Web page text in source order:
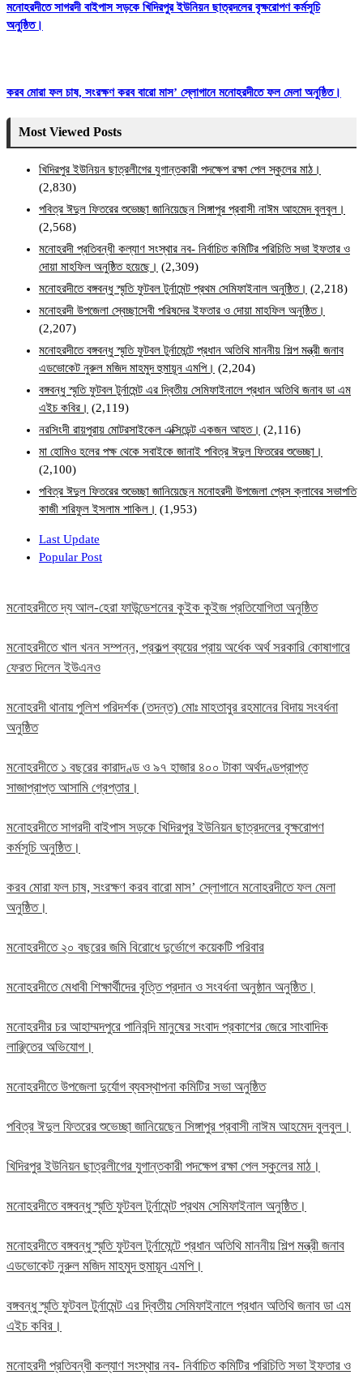
মনোহরদীতে সাগরদী বাইপাস সড়কে খিদিরপুর ইউনিয়ন ছাত্রদলের বৃক্ষরোপণ কর্মসূচি
অনুষ্ঠিত।
করব মোরা ফল চাষ, সংরক্ষণ করব বারো মাস’ স্লোগানে মনোহরদীতে ফল মেলা অনুষ্ঠিত।
Most Viewed Posts
খিদিরপুর ইউনিয়ন ছাত্রলীগের যুগান্তকারী পদক্ষেপ রক্ষা পেল স্কুলের মাঠ।
(2,830)
পবিত্র ঈদুল ফিতরের শুভেচ্ছা জানিয়েছেন সিঙ্গাপুর প্রবাসী নাঈম আহমেদ বুলবুল।
(2,568)
মনোহরদী প্রতিবন্ধী কল্যাণ সংস্থার নব- নির্বাচিত কমিটির পরিচিতি সভা ইফতার ও
দোয়া মাহফিল অনুষ্ঠিত হয়েছে। (2,309)
মনোহরদীতে বঙ্গবন্ধু স্মৃতি ফুটবল টুর্নামেন্ট প্রথম সেমিফাইনাল অনুষ্ঠিত। (2,218)
মনোহরদী উপজেলা স্বেচ্ছাসেবী পরিষদের ইফতার ও দোয়া মাহফিল অনুষ্ঠিত।
(2,207)
মনোহরদীতে বঙ্গবন্ধু স্মৃতি ফুটবল টুর্নামেন্টে প্রধান অতিথি মাননীয় শিল্প মন্ত্রী জনাব
এডভোকেট নুরুল মজিদ মাহমুদ হুমায়ূন এমপি। (2,204)
বঙ্গবন্ধু স্মৃতি ফুটবল টুর্নামেন্ট এর দ্বিতীয় সেমিফাইনালে প্রধান অতিথি জনাব ডা এম
এইচ কবির। (2,119)
নরসিংদী রায়পুরায় মোটরসাইকেল এক্সিডেন্ট একজন আহত। (2,116)
মা হোমিও হলের পক্ষ থেকে সবাইকে জানাই পবিত্র ঈদুল ফিতরের শুভেচ্ছা।
(2,100)
পবিত্র ঈদুল ফিতরের শুভেচ্ছা জানিয়েছেন মনোহরদী উপজেলা প্রেস ক্লাবের সভাপতি
কাজী শরিফুল ইসলাম শাকিল। (1,953)
Last Update
Popular Post
মনোহরদীতে দ্য আল-হেরা ফাউন্ডেশনের কুইক কুইজ প্রতিযোগিতা অনুষ্ঠিত
মনোহরদীতে খাল খনন সম্পন্ন, প্রকল্প ব্যয়ের প্রায় অর্ধেক অর্থ সরকারি কোষাগারে
ফেরত দিলেন ইউএনও
মনোহরদী থানায় পুলিশ পরিদর্শক (তদন্ত) মোঃ মাহতাবুর রহমানের বিদায় সংবর্ধনা
অনুষ্ঠিত
মনোহরদীতে ১ বছরের কারাদণ্ড ও ৯৭ হাজার ৪০০ টাকা অর্থদণ্ডপ্রাপ্ত
সাজাপ্রাপ্ত আসামি গ্রেপ্তার।
মনোহরদীতে সাগরদী বাইপাস সড়কে খিদিরপুর ইউনিয়ন ছাত্রদলের বৃক্ষরোপণ
কর্মসূচি অনুষ্ঠিত।
করব মোরা ফল চাষ, সংরক্ষণ করব বারো মাস’ স্লোগানে মনোহরদীতে ফল মেলা
অনুষ্ঠিত।
মনোহরদীতে ২০ বছরের জমি বিরোধে দুর্ভোগে কয়েকটি পরিবার
মনোহরদীতে মেধাবী শিক্ষার্থীদের বৃত্তি প্রদান ও সংবর্ধনা অনুষ্ঠান অনুষ্ঠিত।
মনোহরদীর চর আহাম্মদপুরে পানিবন্দি মানুষের সংবাদ প্রকাশের জেরে সাংবাদিক
লাঞ্ছিতের অভিযোগ।
মনোহরদীতে উপজেলা দুর্যোগ ব্যবস্থাপনা কমিটির সভা অনুষ্ঠিত
পবিত্র ঈদুল ফিতরের শুভেচ্ছা জানিয়েছেন সিঙ্গাপুর প্রবাসী নাঈম আহমেদ বুলবুল।
খিদিরপুর ইউনিয়ন ছাত্রলীগের যুগান্তকারী পদক্ষেপ রক্ষা পেল স্কুলের মাঠ।
মনোহরদীতে বঙ্গবন্ধু স্মৃতি ফুটবল টুর্নামেন্ট প্রথম সেমিফাইনাল অনুষ্ঠিত।
মনোহরদীতে বঙ্গবন্ধু স্মৃতি ফুটবল টুর্নামেন্টে প্রধান অতিথি মাননীয় শিল্প মন্ত্রী জনাব
এডভোকেট নুরুল মজিদ মাহমুদ হুমায়ূন এমপি।
বঙ্গবন্ধু স্মৃতি ফুটবল টুর্নামেন্ট এর দ্বিতীয় সেমিফাইনালে প্রধান অতিথি জনাব ডা এম
এইচ কবির।
মনোহরদী প্রতিবন্ধী কল্যাণ সংস্থার নব- নির্বাচিত কমিটির পরিচিতি সভা ইফতার ও